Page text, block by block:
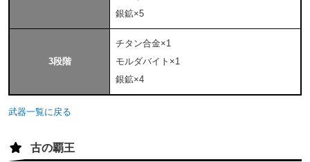
銀鉱×5
3段階
チタン合金×1
モルダバイト×1
銀鉱×4
武器一覧に戻る
古の覇王